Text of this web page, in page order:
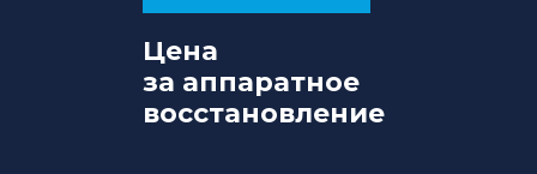
Цена
за аппаратное
восстановление